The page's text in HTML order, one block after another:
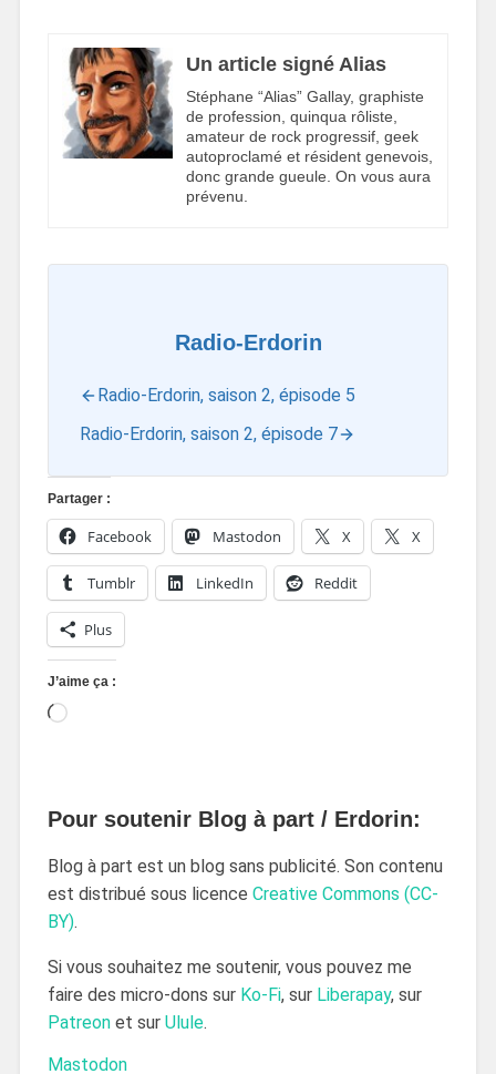
Un article signé Alias
Stéphane “Alias” Gallay, graphiste
de profession, quinqua rôliste,
amateur de rock progressif, geek
autoproclamé et résident genevois,
donc grande gueule. On vous aura
prévenu.
Radio-Erdorin
Radio-Erdorin, saison 2, épisode 5
Radio-Erdorin, saison 2, épisode 7
Partager :
Facebook Mastodon X X
Tumblr LinkedIn Reddit
Plus
J’aime ça :
Pour soutenir Blog à part / Erdorin:
Blog à part est un blog sans publicité. Son contenu
est distribué sous licence Creative Commons (CC-
BY).
Si vous souhaitez me soutenir, vous pouvez me
faire des micro-dons sur Ko-Fi, sur Liberapay, sur
Patreonet sur Ulule.
Mastodon